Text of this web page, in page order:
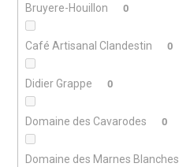
Bruyere-Houillon 0
Café Artisanal Clandestin 0
Didier Grappe 0
Domaine des Cavarodes 0
Domaine des Marnes Blanches